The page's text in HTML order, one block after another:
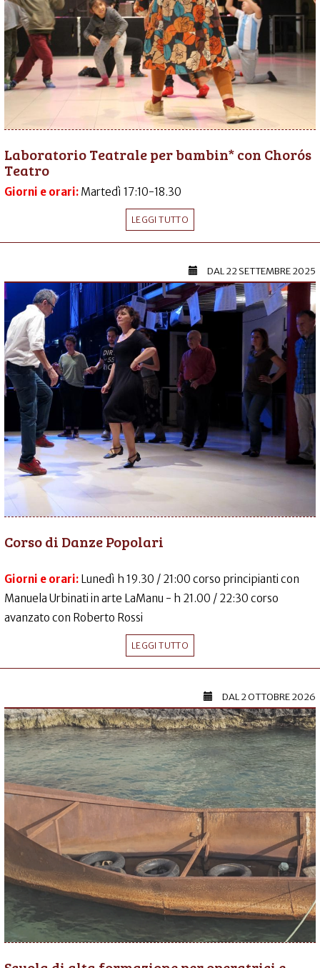
Laboratorio Teatrale per bambin* con Chorós
Teatro
Giorni e orari: Martedì 17:10-18.30
LEGGI TUTTO
DAL22 SETTEMBRE 2025
Corso di Danze Popolari
Giorni e orari: Lunedì h 19.30 / 21:00 corso principianti con
Manuela Urbinati in arte LaManu - h 21.00 / 22:30 corso
avanzato con Roberto Rossi
LEGGI TUTTO
DAL2 OTTOBRE 2026